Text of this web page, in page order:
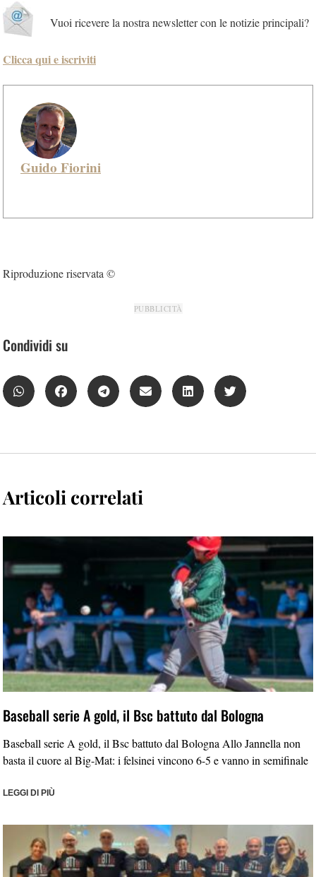
Vuoi ricevere la nostra newsletter con le notizie principali?
Clicca qui e iscriviti
Guido Fiorini
Riproduzione riservata ©
PUBBLICITÀ
Condividi su
Articoli correlati
Baseball serie A gold, il Bsc battuto dal Bologna
Baseball serie A gold, il Bsc battuto dal Bologna Allo Jannella non
basta il cuore al Big-Mat: i felsinei vincono 6-5 e vanno in semifinale
LEGGI DI PIÙ